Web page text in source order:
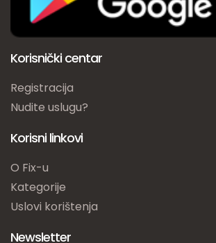
Korisnički centar
Registracija
Nudite uslugu?
Korisni linkovi
O Fix-u
Kategorije
Uslovi korištenja
Newsletter